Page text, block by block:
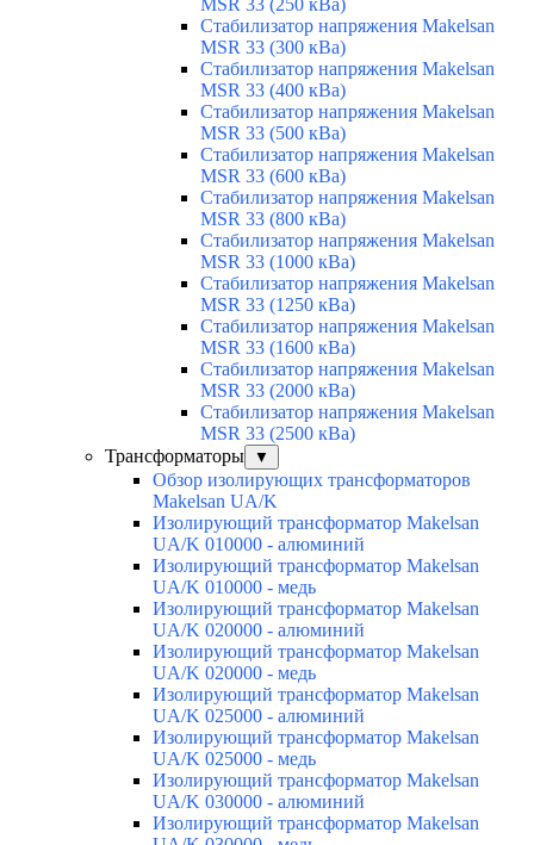
Стабилизатор напряжения Makelsan
MSR 33 (300 кВа)
Стабилизатор напряжения Makelsan
MSR 33 (400 кВа)
Стабилизатор напряжения Makelsan
MSR 33 (500 кВа)
Стабилизатор напряжения Makelsan
MSR 33 (600 кВа)
Стабилизатор напряжения Makelsan
MSR 33 (800 кВа)
Стабилизатор напряжения Makelsan
MSR 33 (1000 кВа)
Стабилизатор напряжения Makelsan
MSR 33 (1250 кВа)
Стабилизатор напряжения Makelsan
MSR 33 (1600 кВа)
Стабилизатор напряжения Makelsan
MSR 33 (2000 кВа)
Стабилизатор напряжения Makelsan
MSR 33 (2500 кВа)
Трансформаторы
▼
Обзор изолирующих трансформаторов
Makelsan UA/K
Изолирующий трансформатор Makelsan
UA/K 010000 - алюминий
Изолирующий трансформатор Makelsan
UA/K 010000 - медь
Изолирующий трансформатор Makelsan
UA/K 020000 - алюминий
Изолирующий трансформатор Makelsan
UA/K 020000 - медь
Изолирующий трансформатор Makelsan
UA/K 025000 - алюминий
Изолирующий трансформатор Makelsan
UA/K 025000 - медь
Изолирующий трансформатор Makelsan
UA/K 030000 - алюминий
Изолирующий трансформатор Makelsan